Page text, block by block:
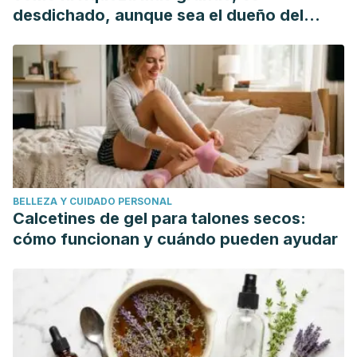
Rioja Salud. Artículos: Dispepsia.
of Alternative Medicine . Septiembre 2017. 12 (3): 259.64.
desdichado, aunque sea el dueño del
BELLEZA Y CUIDADO PERSONAL
Calcetines de gel para talones secos:
cómo funcionan y cuándo pueden ayudar